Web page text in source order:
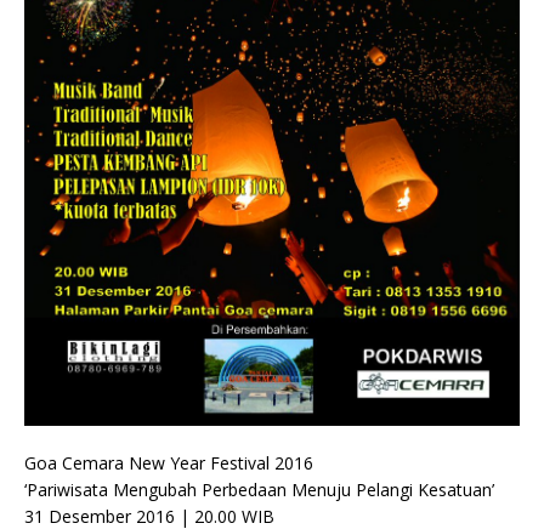
Goa Cemara New Year Festival 2016
‘Pariwisata Mengubah Perbedaan Menuju Pelangi Kesatuan’
31 Desember 2016 | 20.00 WIB